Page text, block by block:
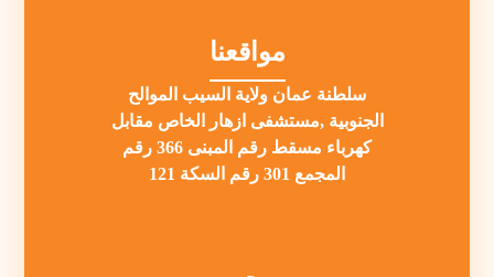
مواقعنا
سلطنة عمان ولاية السيب الموالح
الجنوبية ,مستشفى ازهار الخاص مقابل
كهرباء مسقط رقم المبنى 366 رقم
المجمع 301 رقم السكة 121